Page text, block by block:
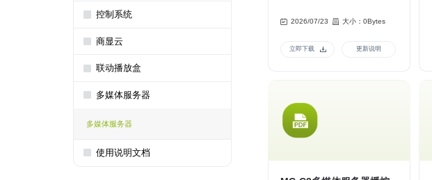
控制系统
商显云
联动播放盒
多媒体服务器
多媒体服务器
使用说明文档
2026/07/23 大小：0Bytes
立即下载 更新说明